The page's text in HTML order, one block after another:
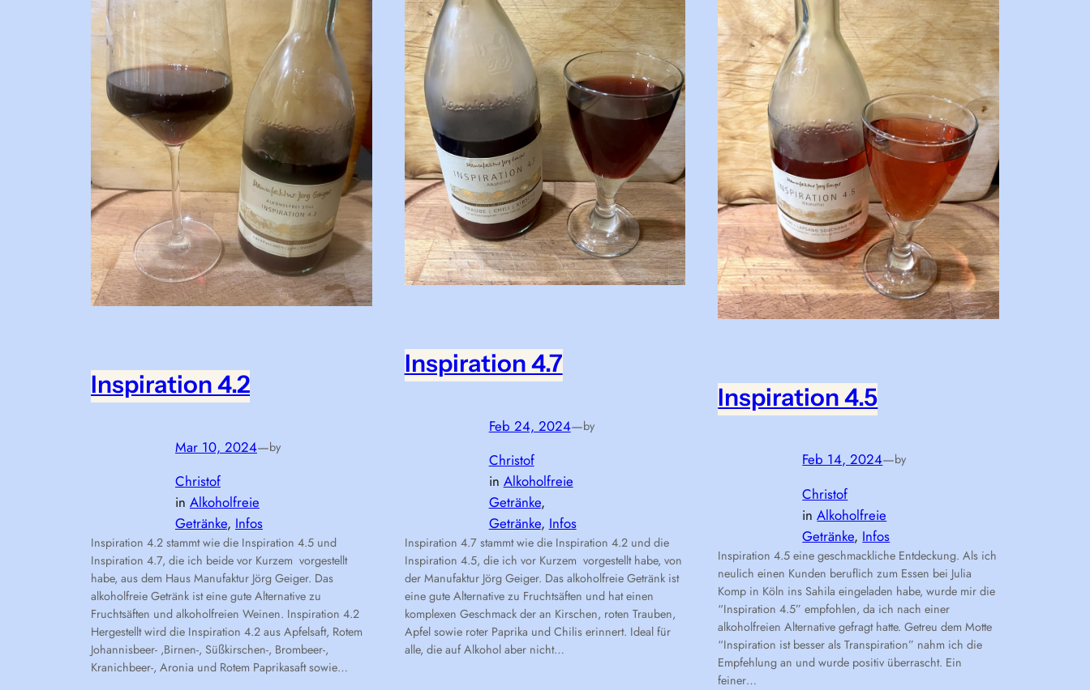
Inspiration 4.2
Mar 10, 2024—by
Christof
in Alkoholfreie
Getränke, Infos
Inspiration 4.2 stammt wie die Inspiration 4.5 und
Inspiration 4.7, die ich beide vor Kurzem vorgestellt
habe, aus dem Haus Manufaktur Jörg Geiger. Das
alkoholfreie Getränk ist eine gute Alternative zu
Fruchtsäften und alkoholfreien Weinen. Inspiration 4.2
Hergestellt wird die Inspiration 4.2 aus Apfelsaft, Rotem
Johannisbeer- ,Birnen-, Süßkirschen-, Brombeer-,
Kranichbeer-, Aronia und Rotem Paprikasaft sowie…
Inspiration 4.7
Feb 24, 2024—by
Christof
in Alkoholfreie
Getränke
Getränke, Infos
Inspiration 4.7 stammt wie die Inspiration 4.2 und die
Inspiration 4.5, die ich vor Kurzem vorgestellt habe, von
der Manufaktur Jörg Geiger. Das alkoholfreie Getränk ist
eine gute Alternative zu Fruchtsäften und hat einen
komplexen Geschmack der an Kirschen, roten Trauben,
Apfel sowie roter Paprika und Chilis erinnert. Ideal für
alle, die auf Alkohol aber nicht…
Inspiration 4.5
Feb 14, 2024—by
Christof
inAlkoholfreie
Getränke, Infos
Inspiration 4.5 eine geschmackliche Entdeckung. Als ich
neulich einen Kunden beruflich zum Essen bei Julia
Komp in Köln ins Sahila eingeladen habe, wurde mir die
“Inspiration 4.5” empfohlen, da ich nach einer
alkoholfreien Alternative gefragt hatte. Getreu dem Motte
“Inspiration ist besser als Transpiration” nahm ich die
Empfehlung an und wurde positiv überrascht. Ein
feiner…